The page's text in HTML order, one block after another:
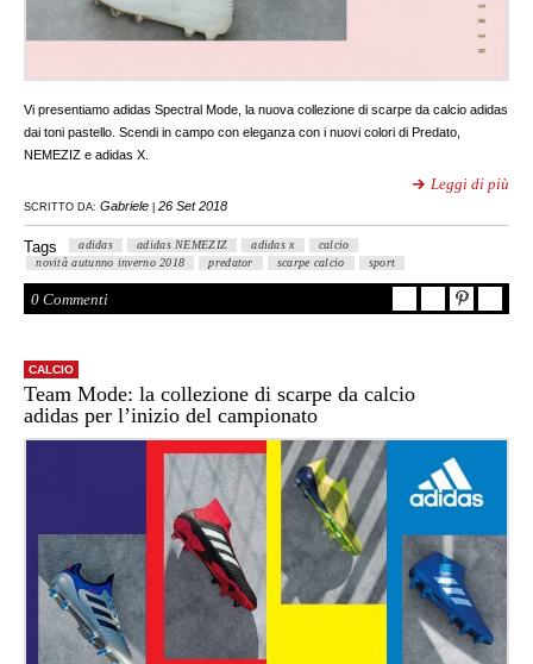
Vi presentiamo adidas Spectral Mode, la nuova collezione di scarpe da calcio adidas
dai toni pastello. Scendi in campo con eleganza con i nuovi colori di Predato,
NEMEZIZ e adidas X.
Leggi di più
SCRITTO DA: Gabriele 26 Set 2018
Tags adidas adidas NEMEZIZ adidas x
calcio
novità autunno inverno 2018
predator scarpe calcio sport
0 Commenti
CALCIO
Team Mode: la collezione di scarpe da calcio
adidas per l’inizio del campionato